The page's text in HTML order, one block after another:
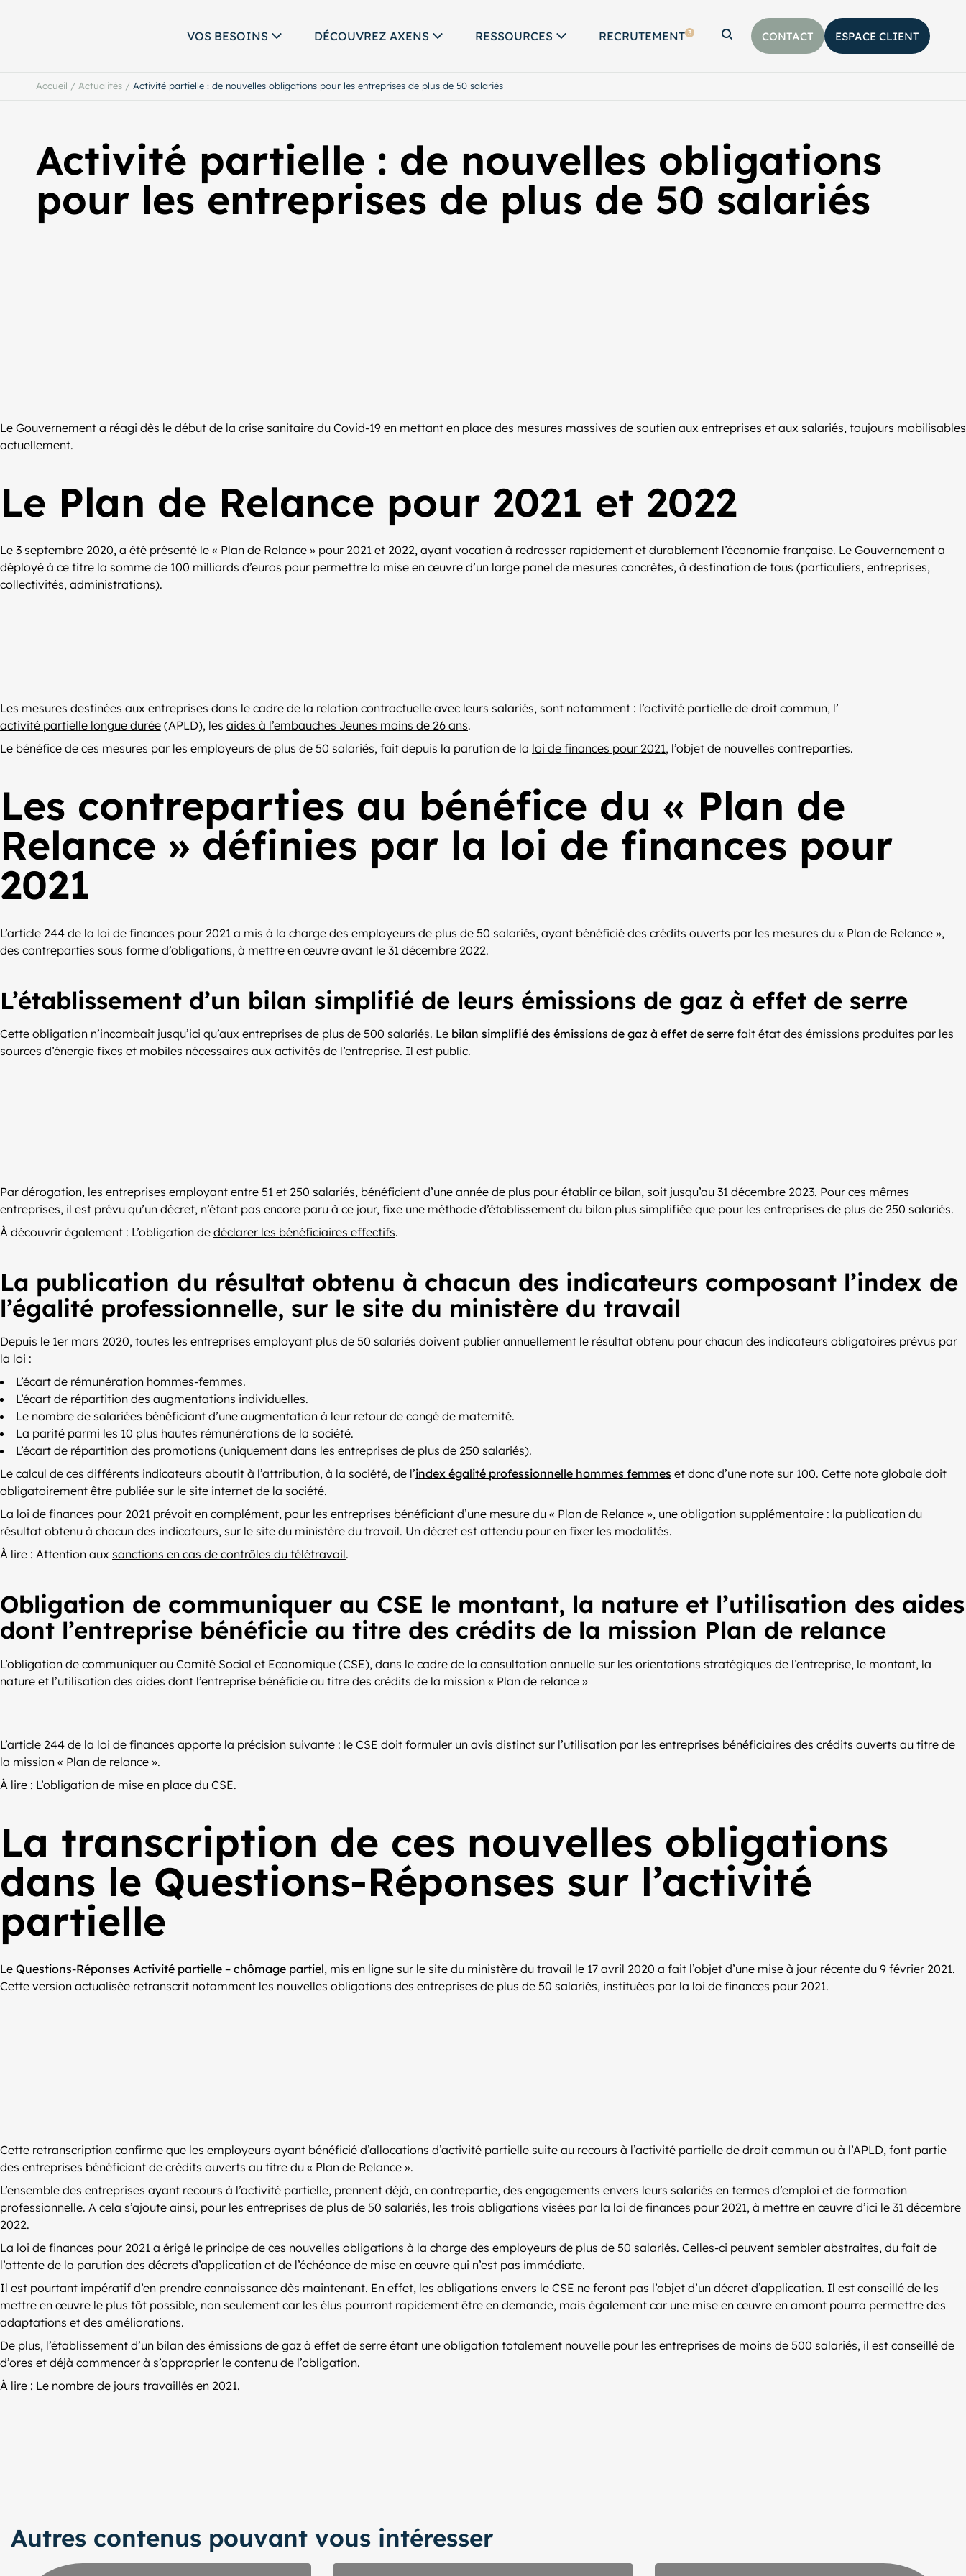
VOS BESOINS DÉCOUVREZ AXENS RESSOURCES RECRUTEMENT 3
Afficher la barre de recherche
CONTACT ESPACE CLIENT
Accueil / Actualités / Activité partielle : de nouvelles obligations pour les entreprises de plus de 50 salariés
Activité partielle : de nouvelles obligations
pour les entreprises de plus de 50 salariés
Le Gouvernement a réagi dès le début de la crise sanitaire du Covid-19 en mettant en place des mesures massives de soutien aux entreprises et aux salariés, toujours mobilisables
actuellement.
Le Plan de Relance pour 2021 et 2022
Le 3 septembre 2020, a été présenté le « Plan de Relance » pour 2021 et 2022, ayant vocation à redresser rapidement et durablement l’économie française. Le Gouvernement a
déployé à ce titre la somme de 100 milliards d’euros pour permettre la mise en œuvre d’un large panel de mesures concrètes, à destination de tous (particuliers, entreprises,
collectivités, administrations).
Les mesures destinées aux entreprises dans le cadre de la relation contractuelle avec leurs salariés, sont notamment : l’activité partielle de droit commun, l’
activité partielle longue durée (APLD), les aides à l’embauches Jeunes moins de 26 ans.
Le bénéfice de ces mesures par les employeurs de plus de 50 salariés, fait depuis la parution de la loi de finances pour 2021, l’objet de nouvelles contreparties.
Les contreparties au bénéfice du « Plan de
Relance » définies par la loi de finances pour
2021
L’article 244 de la loi de finances pour 2021 a mis à la charge des employeurs de plus de 50 salariés, ayant bénéficié des crédits ouverts par les mesures du « Plan de Relance »,
des contreparties sous forme d’obligations, à mettre en œuvre avant le 31 décembre 2022.
L’établissement d’un bilan simplifié de leurs émissions de gaz à effet de serre
Cette obligation n’incombait jusqu’ici qu’aux entreprises de plus de 500 salariés. Le bilan simplifié des émissions de gaz à effet de serre fait état des émissions produites par les
sources d’énergie fixes et mobiles nécessaires aux activités de l’entreprise. Il est public.
Par dérogation, les entreprises employant entre 51 et 250 salariés, bénéficient d’une année de plus pour établir ce bilan, soit jusqu’au 31 décembre 2023. Pour ces mêmes
entreprises, il est prévu qu’un décret, n’étant pas encore paru à ce jour, fixe une méthode d’établissement du bilan plus simplifiée que pour les entreprises de plus de 250 salariés.
À découvrir également : L’obligation de déclarer les bénéficiaires effectifs.
La publication du résultat obtenu à chacun des indicateurs composant l’index de
l’égalité professionnelle, sur le site du ministère du travail
Depuis le 1er mars 2020, toutes les entreprises employant plus de 50 salariés doivent publier annuellement le résultat obtenu pour chacun des indicateurs obligatoires prévus par
la loi :
L’écart de rémunération hommes-femmes.
L’écart de répartition des augmentations individuelles.
Le nombre de salariées bénéficiant d’une augmentation à leur retour de congé de maternité.
La parité parmi les 10 plus hautes rémunérations de la société.
L’écart de répartition des promotions (uniquement dans les entreprises de plus de 250 salariés).
Le calcul de ces différents indicateurs aboutit à l’attribution, à la société, de l’index égalité professionnelle hommes femmes et donc d’une note sur 100. Cette note globale doit
obligatoirement être publiée sur le site internet de la société.
La loi de finances pour 2021 prévoit en complément, pour les entreprises bénéficiant d’une mesure du « Plan de Relance », une obligation supplémentaire : la publication du
résultat obtenu à chacun des indicateurs, sur le site du ministère du travail. Un décret est attendu pour en fixer les modalités.
À lire : Attention aux sanctions en cas de contrôles du télétravail.
Obligation de communiquer au CSE le montant, la nature et l’utilisation des aides
dont l’entreprise bénéficie au titre des crédits de la mission Plan de relance
L’obligation de communiquer au Comité Social et Economique (CSE), dans le cadre de la consultation annuelle sur les orientations stratégiques de l’entreprise, le montant, la
nature et l’utilisation des aides dont l’entreprise bénéficie au titre des crédits de la mission « Plan de relance »
L’article 244 de la loi de finances apporte la précision suivante : le CSE doit formuler un avis distinct sur l’utilisation par les entreprises bénéficiaires des crédits ouverts au titre de
la mission « Plan de relance ».
À lire : L’obligation de mise en place du CSE.
La transcription de ces nouvelles obligations
dans le Questions-Réponses sur l’activité
partielle
Le Questions-Réponses Activité partielle – chômage partiel, mis en ligne sur le site du ministère du travail le 17 avril 2020 a fait l’objet d’une mise à jour récente du 9 février 2021.
Cette version actualisée retranscrit notamment les nouvelles obligations des entreprises de plus de 50 salariés, instituées par la loi de finances pour 2021.
Cette retranscription confirme que les employeurs ayant bénéficié d’allocations d’activité partielle suite au recours à l’activité partielle de droit commun ou à l’APLD, font partie
des entreprises bénéficiant de crédits ouverts au titre du « Plan de Relance ».
L’ensemble des entreprises ayant recours à l’activité partielle, prennent déjà, en contrepartie, des engagements envers leurs salariés en termes d’emploi et de formation
professionnelle. A cela s’ajoute ainsi, pour les entreprises de plus de 50 salariés, les trois obligations visées par la loi de finances pour 2021, à mettre en œuvre d’ici le 31 décembre
2022.
La loi de finances pour 2021 a érigé le principe de ces nouvelles obligations à la charge des employeurs de plus de 50 salariés. Celles-ci peuvent sembler abstraites, du fait de
l’attente de la parution des décrets d’application et de l’échéance de mise en œuvre qui n’est pas immédiate.
Il est pourtant impératif d’en prendre connaissance dès maintenant. En effet, les obligations envers le CSE ne feront pas l’objet d’un décret d’application. Il est conseillé de les
mettre en œuvre le plus tôt possible, non seulement car les élus pourront rapidement être en demande, mais également car une mise en œuvre en amont pourra permettre des
adaptations et des améliorations.
De plus, l’établissement d’un bilan des émissions de gaz à effet de serre étant une obligation totalement nouvelle pour les entreprises de moins de 500 salariés, il est conseillé de
d’ores et déjà commencer à s’approprier le contenu de l’obligation.
À lire : Le nombre de jours travaillés en 2021.
Autres contenus pouvant vous intéresser